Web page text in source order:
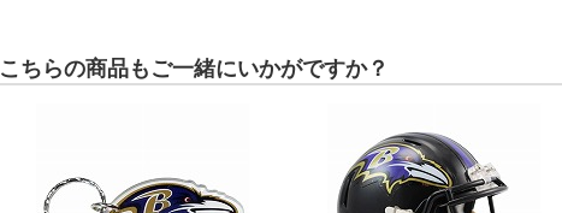
こちらの商品もご一緒にいかがですか？